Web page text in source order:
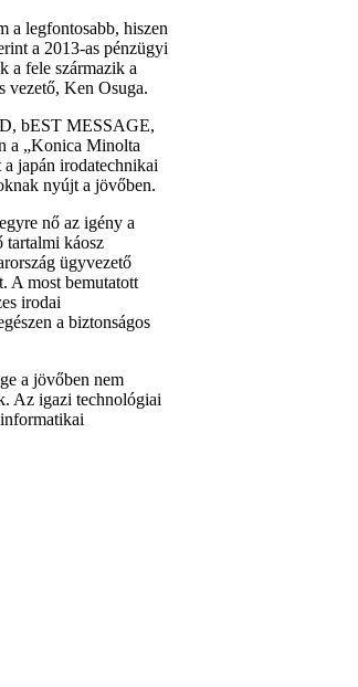
a legfontosabb, hiszen
a 2013-as pénzügyi
a fele származik a
vezető, Ken Osuga.
bEST MESSAGE,
a „Konica Minolta
japán irodatechnikai
nyújt a jövőben.
nő az igény a
tartalmi káosz
ügyvezető
A most bemutatott
irodai
a biztonságos
a jövőben nem
Az igazi technológiai